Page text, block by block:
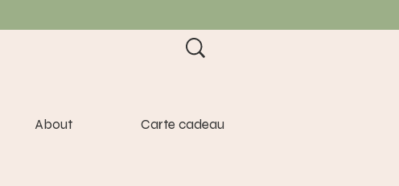
About Carte cadeau